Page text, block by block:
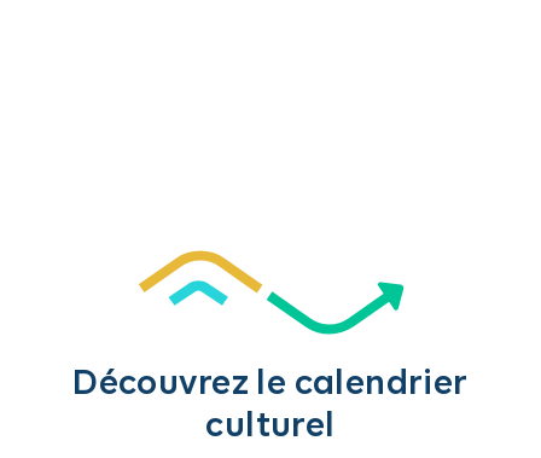
Découvrez le calendrier
culturel